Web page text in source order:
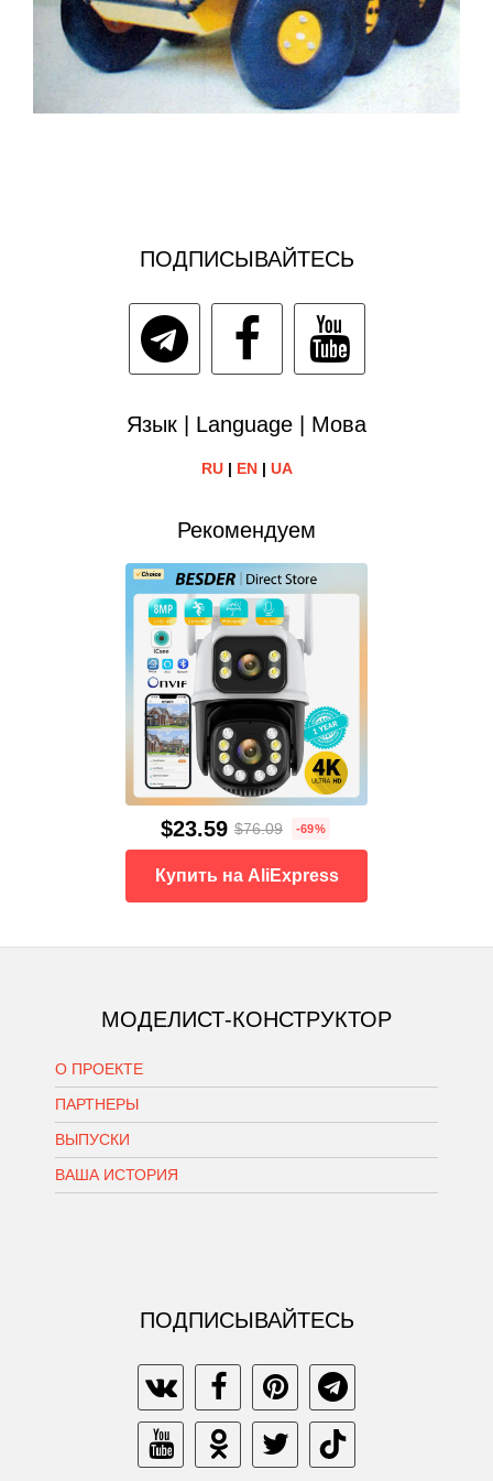
ПОДПИСЫВАЙТЕСЬ
Язык | Language | Мова
RU| EN| UA
Рекомендуем
$23.59 $76.09 -69%
Купить на AliExpress
МОДЕЛИСТ-КОНСТРУКТОР
О ПРОЕКТЕ
ПАРТНЕРЫ
ВЫПУСКИ
ВАША ИСТОРИЯ
ПОДПИСЫВАЙТЕСЬ